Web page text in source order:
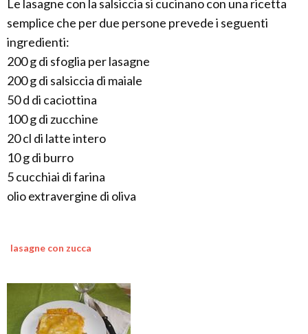
Le lasagne con la salsiccia si cucinano con una ricetta
semplice che per due persone prevede i seguenti
ingredienti:
200 g di sfoglia per lasagne
200 g di salsiccia di maiale
50 d di caciottina
100 g di zucchine
20 cl di latte intero
10 g di burro
5 cucchiai di farina
olio extravergine di oliva
lasagne con zucca